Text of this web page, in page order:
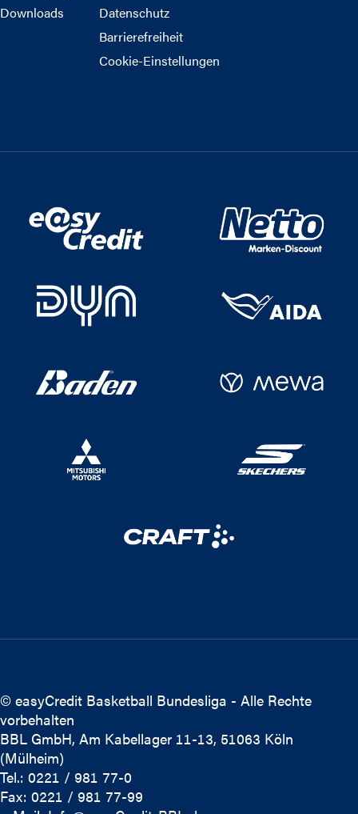
Downloads
Datenschutz
Barrierefreiheit
Cookie-Einstellungen
© easyCredit Basketball Bundesliga - Alle Rechte
vorbehalten
BBL GmbH, Am Kabellager 11-13, 51063 Köln
(Mülheim)
Tel.: 0221 / 981 77-0
Fax: 0221 / 981 77-99